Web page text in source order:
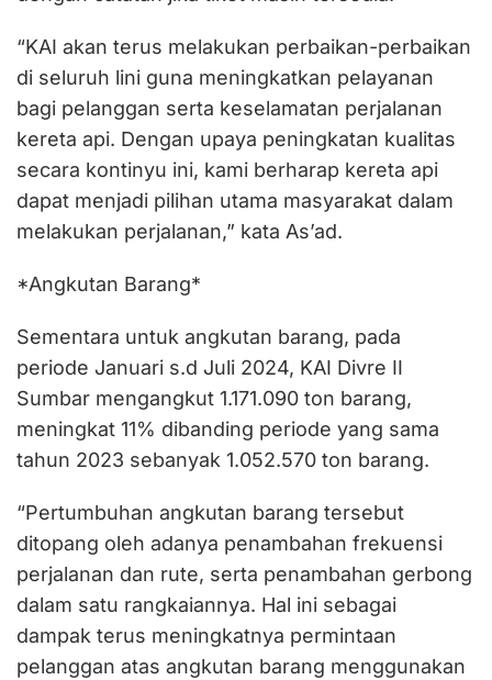
“KAI akan terus melakukan perbaikan-perbaikan
di seluruh lini guna meningkatkan pelayanan
bagi pelanggan serta keselamatan perjalanan
kereta api. Dengan upaya peningkatan kualitas
secara kontinyu ini, kami berharap kereta api
dapat menjadi pilihan utama masyarakat dalam
melakukan perjalanan,” kata As’ad.
*Angkutan Barang*
Sementara untuk angkutan barang, pada
periode Januari s.d Juli 2024, KAI Divre II
Sumbar mengangkut 1.171.090 ton barang,
meningkat 11% dibanding periode yang sama
tahun 2023 sebanyak 1.052.570 ton barang.
“Pertumbuhan angkutan barang tersebut
ditopang oleh adanya penambahan frekuensi
perjalanan dan rute, serta penambahan gerbong
dalam satu rangkaiannya. Hal ini sebagai
dampak terus meningkatnya permintaan
pelanggan atas angkutan barang menggunakan